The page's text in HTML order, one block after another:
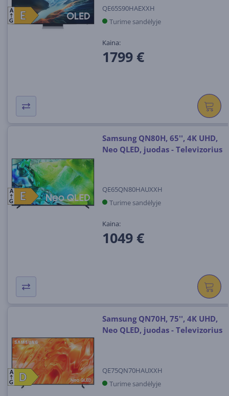
E
E
A
G
QE65S90HAEXXH
Turime sandėlyje
Kaina:
1799 €
E
E
A
G
Samsung QN80H, 65'', 4K UHD,
Neo QLED, juodas - Televizorius
QE65QN80HAUXXH
Turime sandėlyje
Kaina:
1049 €
D
D
A
G
Samsung QN70H, 75'', 4K UHD,
Neo QLED, juodas - Televizorius
QE75QN70HAUXXH
Turime sandėlyje